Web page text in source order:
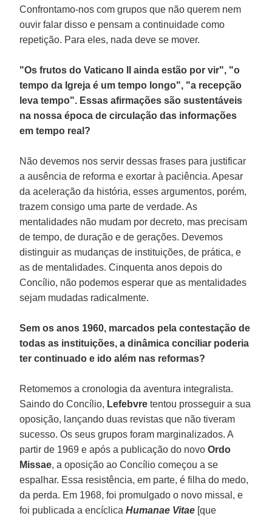
Confrontamo-nos com grupos que não querem nem
ouvir falar disso e pensam a continuidade como
repetição. Para eles, nada deve se mover.
"Os frutos do Vaticano II ainda estão por vir", "o
tempo da Igreja é um tempo longo", "a recepção
leva tempo". Essas afirmações são sustentáveis
na nossa época de circulação das informações
em tempo real?
Não devemos nos servir dessas frases para justificar
a ausência de reforma e exortar à paciência. Apesar
da aceleração da história, esses argumentos, porém,
trazem consigo uma parte de verdade. As
mentalidades não mudam por decreto, mas precisam
de tempo, de duração e de gerações. Devemos
distinguir as mudanças de instituições, de prática, e
as de mentalidades. Cinquenta anos depois do
Concílio, não podemos esperar que as mentalidades
sejam mudadas radicalmente.
Sem os anos 1960, marcados pela contestação de
todas as instituições, a dinâmica conciliar poderia
ter continuado e ido além nas reformas?
Retomemos a cronologia da aventura integralista.
Saindo do Concílio, Lefebvretentou prosseguir a sua
oposição, lançando duas revistas que não tiveram
sucesso. Os seus grupos foram marginalizados. A
partir de 1969 e após a publicação do novoOrdo
Missae, a oposição ao Concílio começou a se
espalhar. Essa resistência, em parte, é filha do medo,
da perda. Em 1968, foi promulgado o novo missal, e
foi publicada a encíclicaHumanae Vitae [que